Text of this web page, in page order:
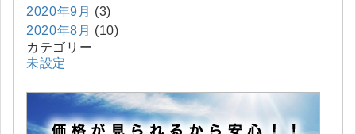
2020年9月 (3)
2020年8月 (10)
カテゴリー
未設定